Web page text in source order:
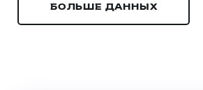
БОЛЬШЕ ДАННЫХ